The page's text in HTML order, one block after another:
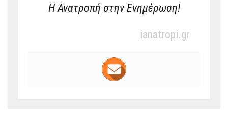
Η Ανατροπή στην Ενημέρωση!
ianatropi.gr